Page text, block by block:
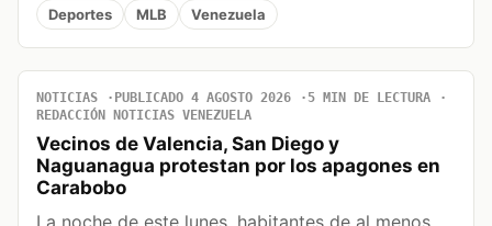
Deportes MLB Venezuela
NOTICIAS PUBLICADO 4 AGOSTO 2026
5 MIN DE LECTURA
REDACCIÓN NOTICIAS VENEZUELA
Vecinos de Valencia, San Diego y
Naguanagua protestan por los apagones en
Carabobo